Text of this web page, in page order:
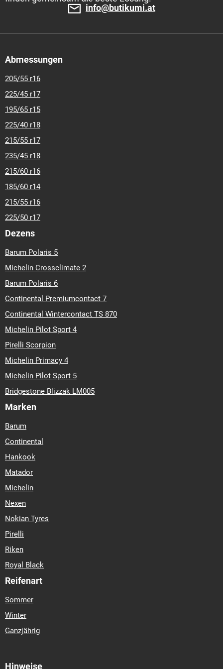
info@butikumi.at
Abmessungen
205/55 r16
225/45 r17
195/65 r15
225/40 r18
215/55 r17
235/45 r18
215/60 r16
185/60 r14
215/55 r16
225/50 r17
Dezens
Barum Polaris 5
Michelin Crossclimate 2
Barum Polaris 6
Continental Premiumcontact 7
Continental Wintercontact TS 870
Michelin Pilot Sport 4
Pirelli Scorpion
Michelin Primacy 4
Michelin Pilot Sport 5
Bridgestone Blizzak LM005
Marken
Barum
Continental
Hankook
Matador
Michelin
Nexen
Nokian Tyres
Pirelli
Riken
Royal Black
Reifenart
Sommer
Winter
Ganzjährig
Hinweise